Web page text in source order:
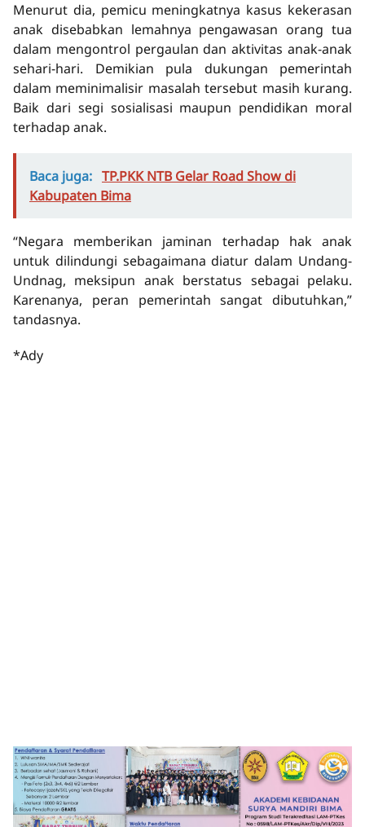
Menurut dia, pemicu meningkatnya kasus kekerasan
anak disebabkan lemahnya pengawasan orang tua
dalam mengontrol pergaulan dan aktivitas anak-anak
sehari-hari. Demikian pula dukungan pemerintah
dalam meminimalisir masalah tersebut masih kurang.
Baik dari segi sosialisasi maupun pendidikan moral
terhadap anak.
Baca juga: TP.PKK NTB Gelar Road Show di
Kabupaten Bima
“Negara memberikan jaminan terhadap hak anak
untuk dilindungi sebagaimana diatur dalam Undang-
Undnag, meksipun anak berstatus sebagai pelaku.
Karenanya, peran pemerintah sangat dibutuhkan,”
tandasnya.
*Ady